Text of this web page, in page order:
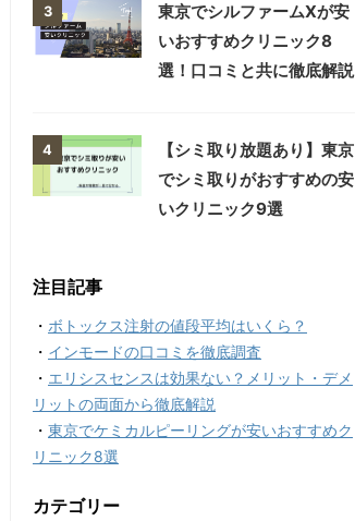
3
東京でシルファームXが安
いおすすめクリニック8
選！口コミと共に徹底解説
4
【シミ取り放題あり】東京
でシミ取りがおすすめの安
いクリニック9選
注目記事
・ ボトックス注射の値段平均はいくら？
・ インモードの口コミを徹底調査
・ エリシスセンスは効果ない？メリット・デメ
リットの両面から徹底解説
・ 東京でケミカルピーリングが安いおすすめク
リニック8選
カテゴリー